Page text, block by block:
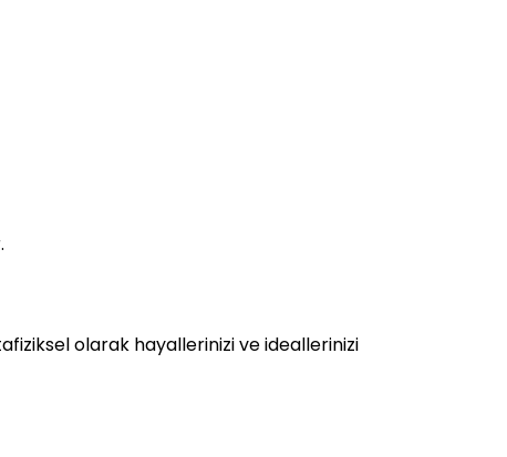
olarak hayallerinizi ve ideallerinizi